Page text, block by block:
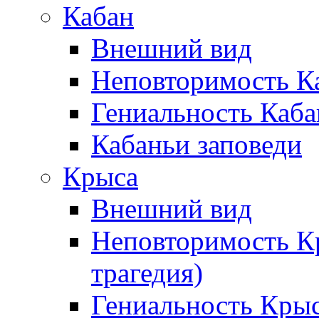
Кабан
Внешний вид
Неповторимость
Гениальность
Кабаньи заповеди
Крыса
Внешний вид
Неповторимость
трагедия)
Гениальность